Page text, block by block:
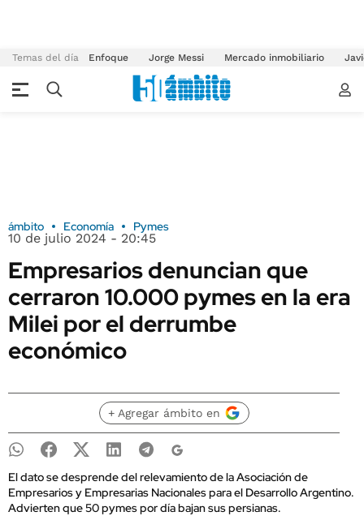
Temas del día Enfoque Jorge Messi Mercado inmobiliario
ámbito Economía Pymes
10 de julio 2024 - 20:45
Empresarios denuncian que
cerraron 10.000 pymes en la era
Milei por el derrumbe
económico
+ Agregar ámbito en
El dato se desprende del relevamiento de la Asociación de
Empresarios y Empresarias Nacionales para el Desarrollo Argentino.
Advierten que 50 pymes por día bajan sus persianas.